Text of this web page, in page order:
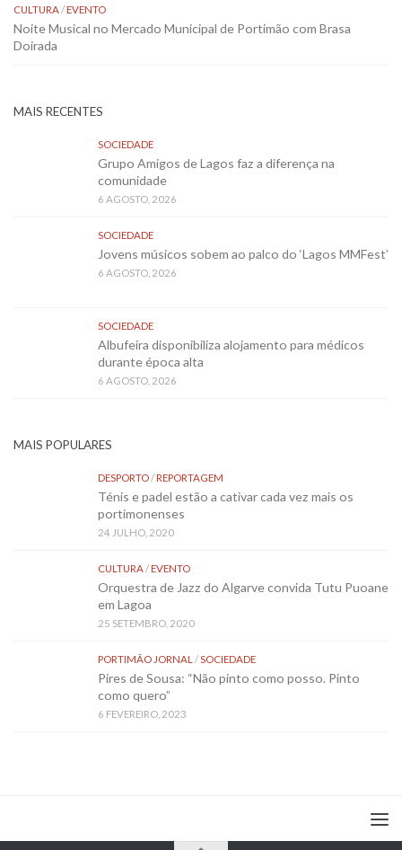
CULTURA/EVENTO
Noite Musical no Mercado Municipal de Portimão com Brasa
Doirada
MAIS RECENTES
SOCIEDADE
Grupo Amigos de Lagos faz a diferença na
comunidade
6 AGOSTO, 2026
SOCIEDADE
Jovens músicos sobem ao palco do ‘Lagos MMFest’
6 AGOSTO, 2026
SOCIEDADE
Albufeira disponibiliza alojamento para médicos
durante época alta
6 AGOSTO, 2026
MAIS POPULARES
DESPORTO/REPORTAGEM
Ténis e padel estão a cativar cada vez mais os
portimonenses
24 JULHO, 2020
CULTURA/EVENTO
Orquestra de Jazz do Algarve convida Tutu Puoane
em Lagoa
25 SETEMBRO, 2020
PORTIMÃO JORNAL /SOCIEDADE
Pires de Sousa: “Não pinto como posso. Pinto
como quero”
6 FEVEREIRO, 2023